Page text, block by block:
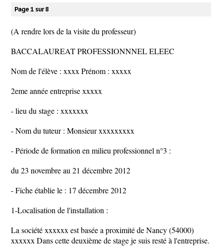
Page 1 sur 8
(A rendre lors de la visite du professeur)
BACCALAUREAT PROFESSIONNNEL ELEEC
Nom de l'élève : xxxx Prénom : xxxxx
2eme année entreprise xxxxx
- lieu du stage : xxxxxxx
- Nom du tuteur : Monsieur xxxxxxxxx
- Période de formation en milieu professionnel n°3 :
du 23 novembre au 21 décembre 2012
- Fiche établie le : 17 décembre 2012
1-Localisation de l'installation :
La société xxxxxx est basée a proximité de Nancy (54000)
xxxxxx Dans cette deuxième de stage je suis resté à l'entreprise.